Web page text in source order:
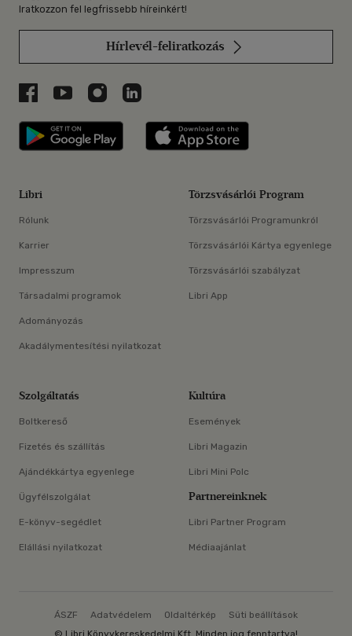
Iratkozzon fel legfrissebb híreinkért!
Hírlevél-feliratkozás
Libri a Facebookon
Libri a Youtube-on
Libri az Instagramon
Libri a LinkedInen
Libri applikáció Szerezd meg: Google
Libri
Rólunk
Karrier
Impresszum
Társadalmi programok
Adományozás
Akadálymentesítési nyilatkozat
Törzsvásárlói Program
Törzsvásárlói Programunkról
Törzsvásárlói Kártya egyenlege
Törzsvásárlói szabályzat
Libri App
Szolgáltatás
Boltkereső
Fizetés és szállítás
Ajándékkártya egyenlege
Ügyfélszolgálat
E-könyv-segédlet
Elállási nyilatkozat
Kultúra
Események
Libri Magazin
Libri Mini Polc
Partnereinknek
Libri Partner Program
Médiaajánlat
ÁSZF Adatvédelem Oldaltérkép
Süti beállítások